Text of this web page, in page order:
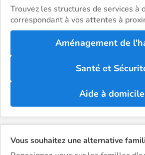
Trouvez les structures de services à
correspondant à vos attentes à
Aménagement de
Santé et
Aide à domicile
Vous souhaitez une alternative